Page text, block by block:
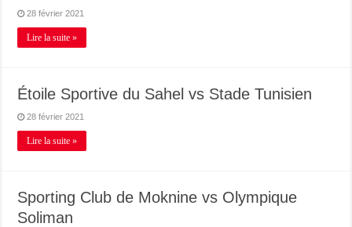
28 février 2021
Lire la suite »
Étoile Sportive du Sahel vs Stade Tunisien
28 février 2021
Lire la suite »
Sporting Club de Moknine vs Olympique
Soliman